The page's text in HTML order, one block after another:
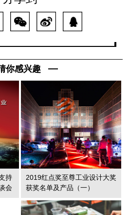
你感兴趣
持
会
2019红点奖至尊工业设计大奖
获奖名单及产品（一）